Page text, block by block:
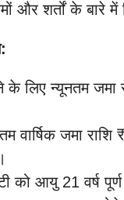
और शर्तों के बारे में
के लिए न्यूनतम जमा
वार्षिक जमा
को आयु 21 वर्ष